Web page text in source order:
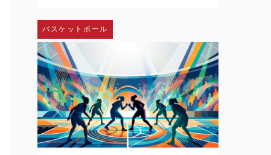
し、神戸弘陵学園の…
バスケットボール